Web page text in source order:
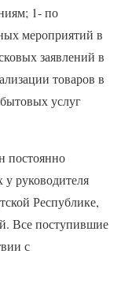
1- по
мероприятий в
заявлений в
товаров в
услуг
постоянно
руководителя
Республике,
Все поступившие
с